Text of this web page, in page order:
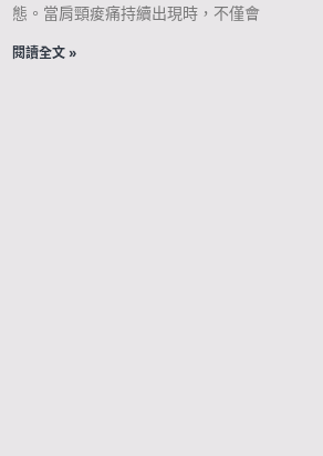
態。當肩頸痠痛持續出現時，不僅會
閱讀全文 »